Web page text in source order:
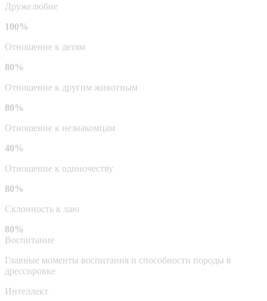
Дружелюбие
100%
Отношение к детям
80%
Отношение к другим животным
80%
Отношение к незнакомцам
40%
Отношение к одиночеству
80%
Склонность к лаю
80%
Воспитание
Главные моменты воспитания и способности породы в
дрессировке
Интеллект